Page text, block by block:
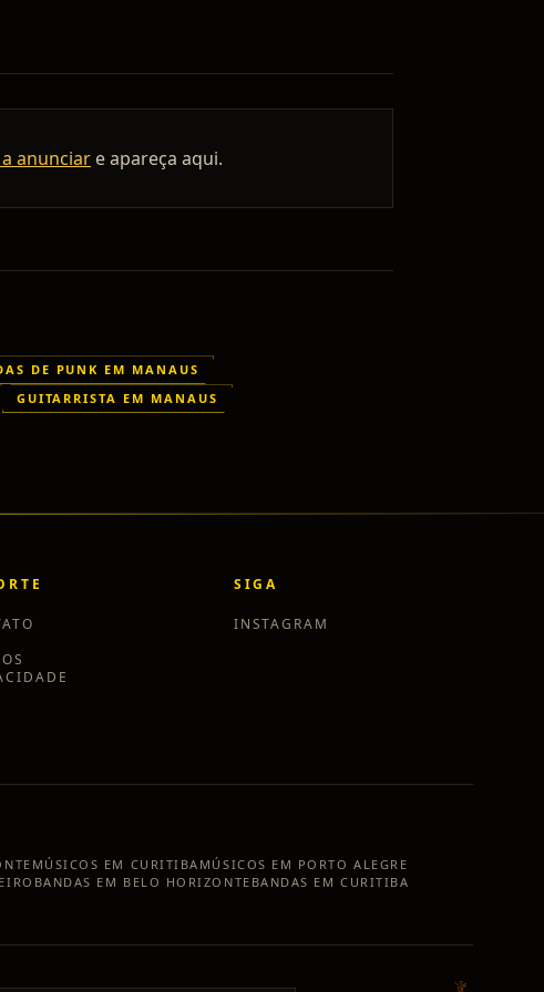
anunciar e apareça aqui.
DE PUNK EM MANAUS
GUITARRISTA EM MANAUS
SIGA
INSTAGRAM
MÚSICOS EM CURITIBA MÚSICOS EM PORTO ALEGRE
BANDAS EM BELO HORIZONTE BANDAS EMCURITIBA